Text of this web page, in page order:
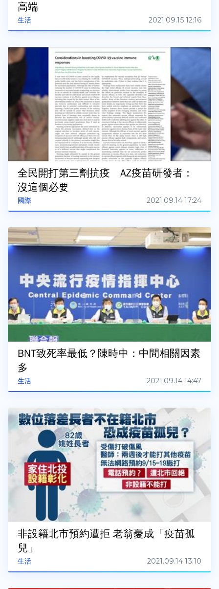
生活
高端
2021.09.15 12:16
國際
全民開打第三劑抗疫 AZ疫苗研發者：
沒這個必要
2021.09.14 17:24
生活
BNT致死率最低？陳時中：中間相關因素
多
2021.09.14 14:47
生活
非設籍北市預約遭拒 老翁憂成「疫苗孤
兒」
2021.09.14 13:10